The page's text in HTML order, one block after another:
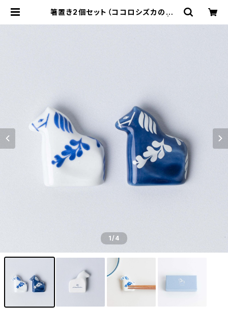
箸置き2個セット（ココロシズカの午）
1/4